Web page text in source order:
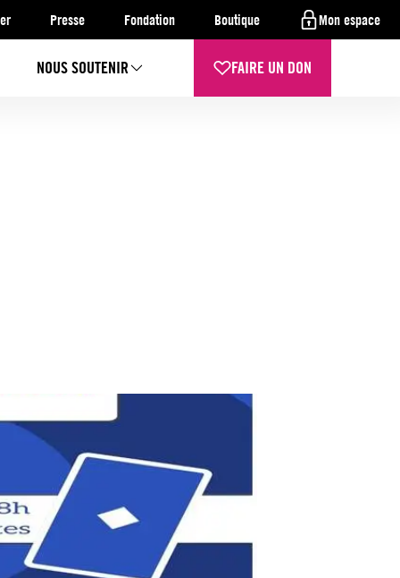
Presse Fondation Boutique Mon espace
NOUS SOUTENIR FAIRE UN DON